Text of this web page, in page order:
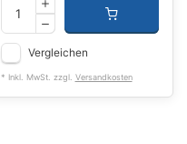
Vergleichen
* Inkl. MwSt. zzgl. Versandkosten